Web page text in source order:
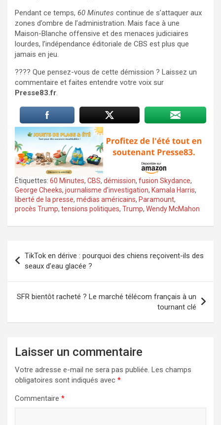
Pendant ce temps, 60 Minutes continue de s’attaquer aux
zones d’ombre de l’administration. Mais face à une
Maison-Blanche offensive et des menaces judiciaires
lourdes, l’indépendance éditoriale de CBS est plus que
jamais en jeu.
???? Que pensez-vous de cette démission ? Laissez un
commentaire et faites entendre votre voix sur
Presse83.fr.
Étiquettes: 60 Minutes, CBS, démission, fusion Skydance,
George Cheeks, journalisme d’investigation, Kamala Harris,
liberté de la presse, médias américains, Paramount,
procès Trump, tensions politiques, Trump, Wendy McMahon
de
l’article
TikTok en dérive : pourquoi des chiens reçoivent-ils des
seaux d’eau glacée ?
SFR bientôt racheté ? Le marché télécom français à un
tournant clé
Laisser un commentaire
Votre adresse e-mail ne sera pas publiée. Les champs
obligatoires sont indiqués avec *
Commentaire *